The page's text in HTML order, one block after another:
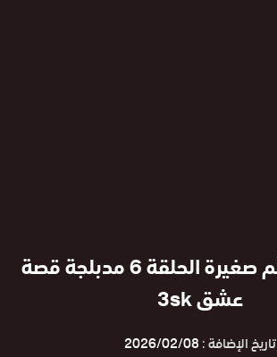
مسلسل جرائم صغيرة الحلقة 6 مدبلجة قصة
عشق 3sk
تاريخ الإضافة :2026/02/08